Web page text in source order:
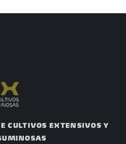
CULTIVOS EXTENSIVOS Y